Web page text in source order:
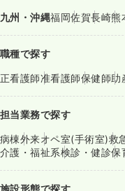
九州・沖縄福岡佐賀長崎熊
職種で探す
正看護師准看護師保健師助
担当業務で探す
病棟外来オペ室(手術室)救
介護・福祉系検診・健診保